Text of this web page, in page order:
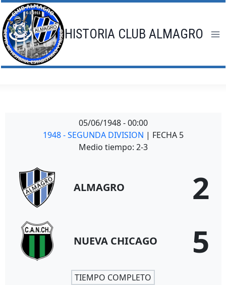
Saltar
al
contenido
HISTORIA CLUB ALMAGRO
05/06/1948 - 00:00
1948 - SEGUNDA DIVISION | FECHA 5
Medio tiempo: 2-3
ALMAGRO 2
NUEVA CHICAGO 5
TIEMPO COMPLETO